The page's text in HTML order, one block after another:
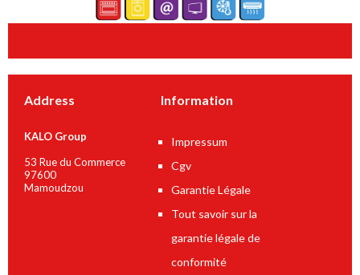
Address
KALO Group
53 Rue du Commerce
97600
Mamoudzou
Information
Impressum
Cgv
Garantie Légale
Tout savoir sur la
garantie légale de
conformité